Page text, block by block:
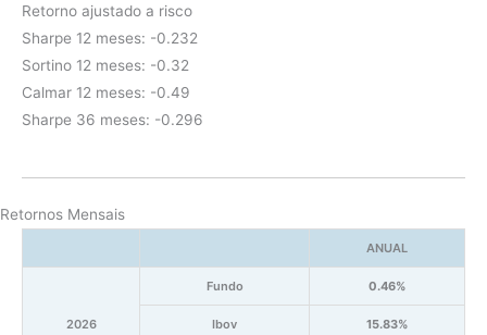
Retorno ajustado a risco
Sharpe 12 meses: -0.232
Sortino 12 meses: -0.32
Calmar 12 meses: -0.49
Sharpe 36 meses: -0.296
Retornos Mensais
ANUAL
2026
Fundo 0.46%
Ibov 15.83%